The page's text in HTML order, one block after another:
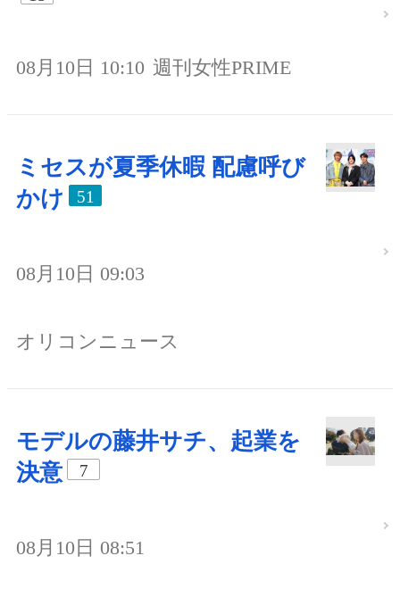
08月10日 10:10 週刊女性PRIME
ミセスが夏季休暇 配慮呼び
かけ
51
08月10日 09:03
オリコンニュース
モデルの藤井サチ、起業を
決意
7
08月10日 08:51